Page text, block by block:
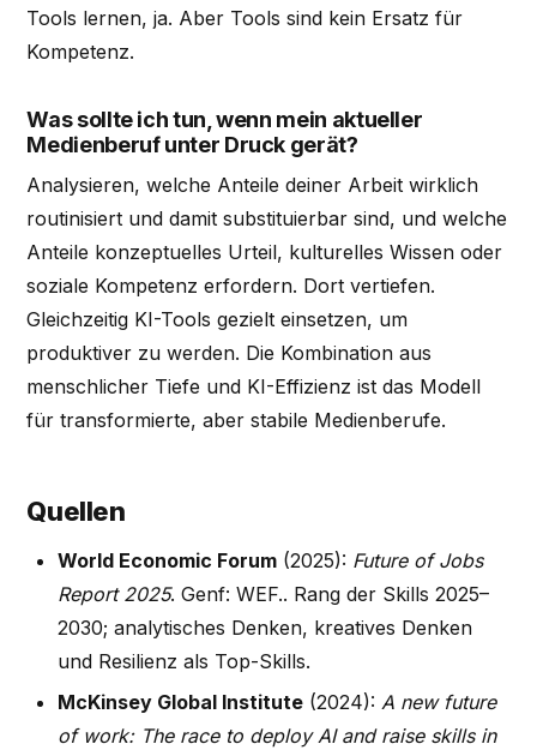
Tools lernen, ja. Aber Tools sind kein Ersatz für
Kompetenz.
Was sollte ich tun, wenn mein aktueller
Medienberuf unter Druck gerät?
Analysieren, welche Anteile deiner Arbeit wirklich
routinisiert und damit substituierbar sind, und welche
Anteile konzeptuelles Urteil, kulturelles Wissen oder
soziale Kompetenz erfordern. Dort vertiefen.
Gleichzeitig KI-Tools gezielt einsetzen, um
produktiver zu werden. Die Kombination aus
menschlicher Tiefe und KI-Effizienz ist das Modell
für transformierte, aber stabile Medienberufe.
Quellen
World Economic Forum(2025): Future of Jobs
Report 2025. Genf: WEF.. Rang der Skills 2025–
2030; analytisches Denken, kreatives Denken
und Resilienz als Top-Skills.
McKinsey Global Institute(2024): A new future
of work: The race to deploy AI and raise skills in